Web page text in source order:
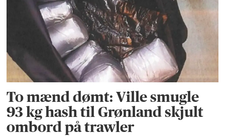
To mænd dømt: Ville smugle
93 kg hash til Grønland skjult
ombord på trawler